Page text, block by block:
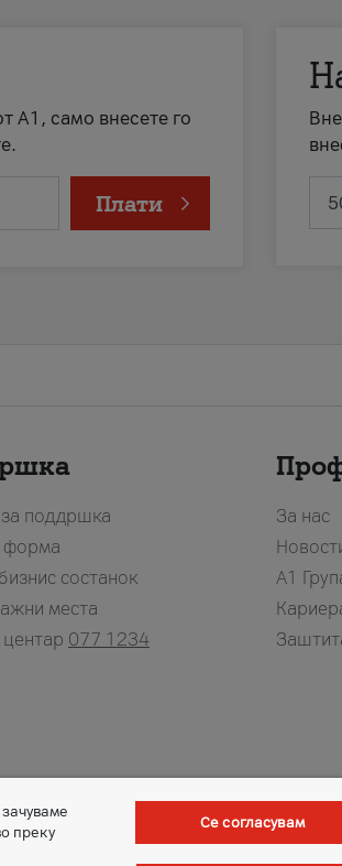
А1, само внесете го
Плати
за поддршка
форма
состанок
места
077 1234
За нас
А1
преку
Се согласувам